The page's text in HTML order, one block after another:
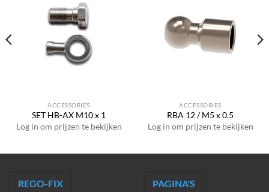
ACCESSORIES
SET HB-AX M10 x 1
Log in om prijzen te bekijken
ACCESSORIES
RBA 12 / M5 x 0.5
Log in om prijzen te bekijken
REGO-FIX PAGINA'S